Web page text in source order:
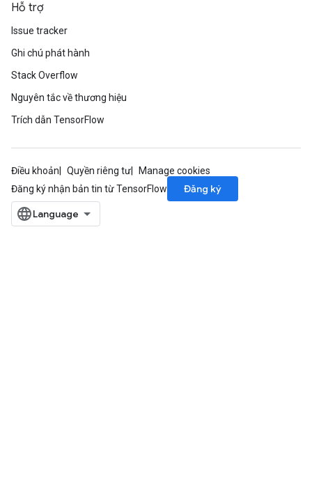
Hỗ trợ
Issue tracker
Ghi chú phát hành
Stack Overflow
Nguyên tắc về thương hiệu
Trích dẫn TensorFlow
Điều khoản Quyền riêng tư
Manage cookies
Đăng ký nhận bản tin từ TensorFlow
Đăng ký